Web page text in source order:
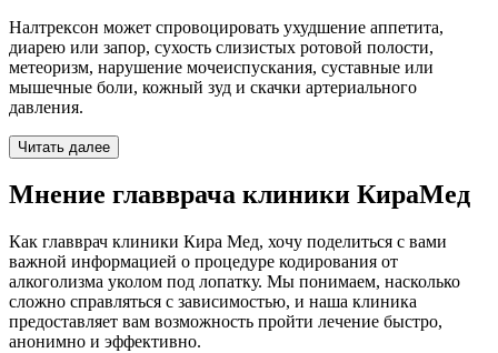
Налтрексон может спровоцировать ухудшение аппетита,
диарею или запор, сухость слизистых ротовой полости,
метеоризм, нарушение мочеиспускания, суставные или
мышечные боли, кожный зуд и скачки артериального
давления.
Читать далее
Мнение главврача клиники КираМед
Как главврач клиники Кира Мед, хочу поделиться с вами
важной информацией о процедуре кодирования от
алкоголизма уколом под лопатку. Мы понимаем, насколько
сложно справляться с зависимостью, и наша клиника
предоставляет вам возможность пройти лечение быстро,
анонимно и эффективно.